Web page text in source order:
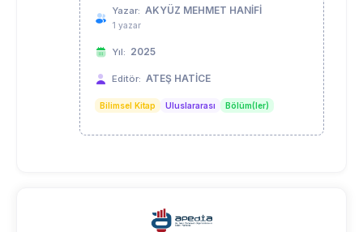
Yazar: AKYÜZ MEHMET HANİFİ
1 yazar
Yıl: 2025
Editör: ATEŞ HATİCE
Bilimsel Kitap Uluslararası Bölüm(ler)